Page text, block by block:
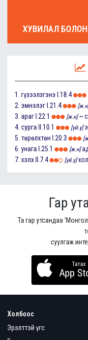
ХУВИЛАЛ
1. гүзээлзгэнэ I.18.4
2. эмнэлэг I.21.4
3. араг I.22.1 [ж.н] ~
4. сурга II.10.1 [үй.ү]
5. төрөлхтөн I.20.3
6. унага I.25.1 [ж.н]
7. хэлх II.7.4 [үй.ү]
Гар
Та гар утсандаа
суулгаж
Татах
App
Холбоос
Эрэлттэй үгс